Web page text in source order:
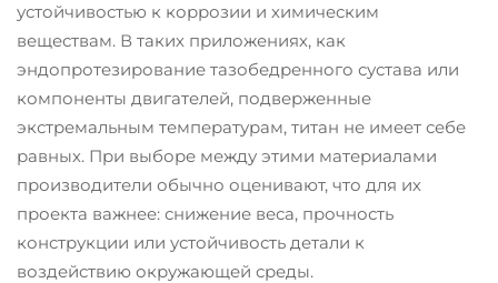
устойчивостью к коррозии и химическим
веществам. В таких приложениях, как
эндопротезирование тазобедренного сустава или
компоненты двигателей, подверженные
экстремальным температурам, титан не имеет себе
равных. При выборе между этими материалами
производители обычно оценивают, что для их
проекта важнее: снижение веса, прочность
конструкции или устойчивость детали к
воздействию окружающей среды.